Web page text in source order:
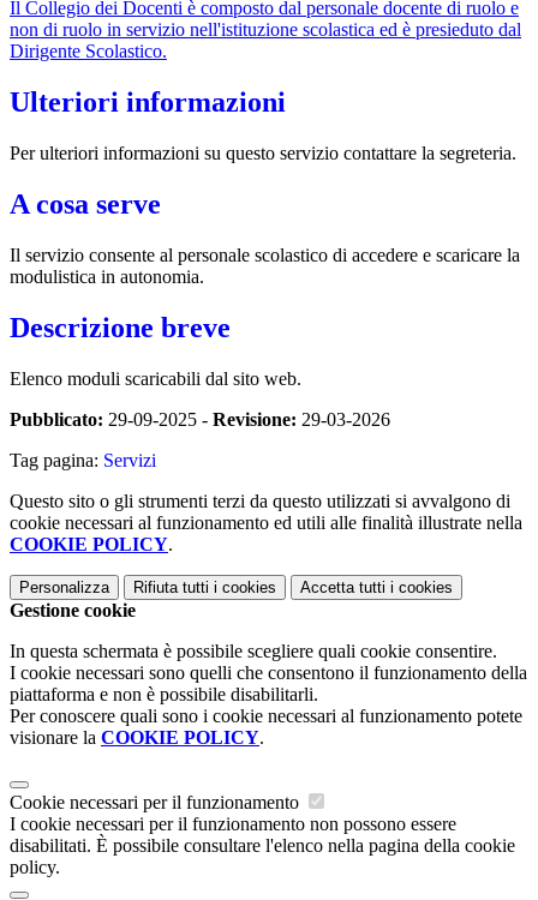
Il Collegio dei Docenti è composto dal personale docente di ruolo e
non di ruolo in servizio nell'istituzione scolastica ed è presieduto dal
Dirigente Scolastico.
Ulteriori informazioni
Per ulteriori informazioni su questo servizio contattare la segreteria.
A cosa serve
Il servizio consente al personale scolastico di accedere e scaricare la
modulistica in autonomia.
Descrizione breve
Elenco moduli scaricabili dal sito web.
Pubblicato: 29-09-2025 - Revisione: 29-03-2026
Tag pagina: Servizi
Questo sito o gli strumenti terzi da questo utilizzati si avvalgono di
cookie necessari al funzionamento ed utili alle finalità illustrate nella
COOKIE POLICY.
Personalizza Rifiuta tutti i cookies Accetta tutti i cookies
Gestione cookie
In questa schermata è possibile scegliere quali cookie consentire.
I cookie necessari sono quelli che consentono il funzionamento della
piattaforma e non è possibile disabilitarli.
Per conoscere quali sono i cookie necessari al funzionamento potete
visionare la COOKIE POLICY.
Cookie necessari per il funzionamento
I cookie necessari per il funzionamento non possono essere
disabilitati. È possibile consultare l'elenco nella pagina della cookie
policy.